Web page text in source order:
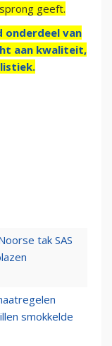
geeft.
onderdeel van
aan kwaliteit,
tak SAS
smokkelde